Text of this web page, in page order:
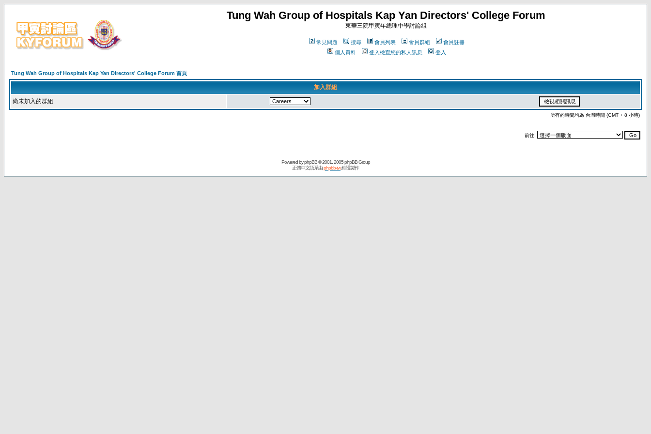
Tung Wah Group of Hospitals Kap Yan Directors' College Forum
東華三院甲寅年總理中學討論組
常見問題 搜尋 會員列表 會員群組
會員註冊
個人資料
登入檢查您的私人訊息 登入
Tung Wah Group of Hospitals Kap Yan Directors' College Forum 首頁
加入群組
尚未加入的群組
所有的時間均為 台灣時間 (GMT + 8 小時)
前往:
Powered byphpBB© 2001, 2005 phpBB Group
正體中文語系由phpbb-tw維護製作